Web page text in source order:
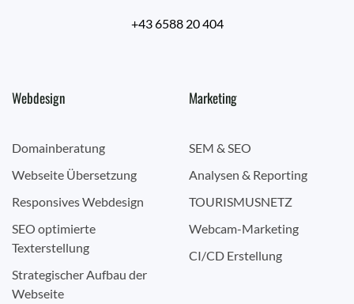
+43 6588 20 404
Webdesign
Domainberatung
Webseite Übersetzung
Responsives Webdesign
SEO optimierte
Texterstellung
Strategischer Aufbau der
Webseite
Marketing
SEM & SEO
Analysen & Reporting
TOURISMUSNETZ
Webcam-Marketing
CI/CD Erstellung